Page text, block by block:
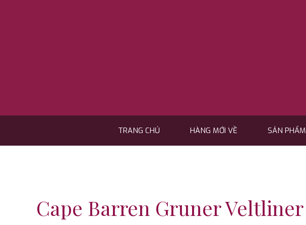
TRANG CHỦ HÀNG MỚI VỀ SẢN PHẨM
Cape Barren Gruner Veltliner